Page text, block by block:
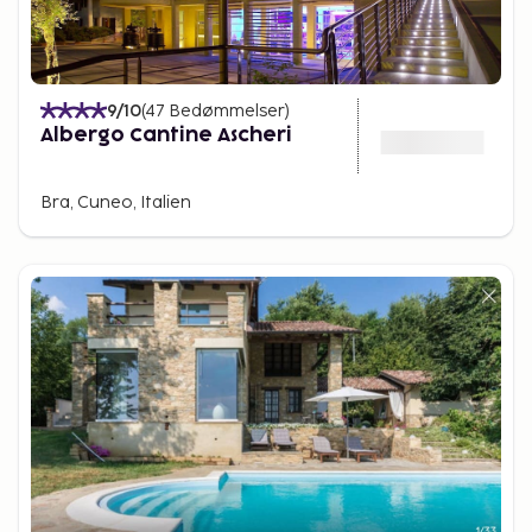
9/10(47 Bedømmelser)
Albergo Cantine Ascheri
Bra, Cuneo, Italien